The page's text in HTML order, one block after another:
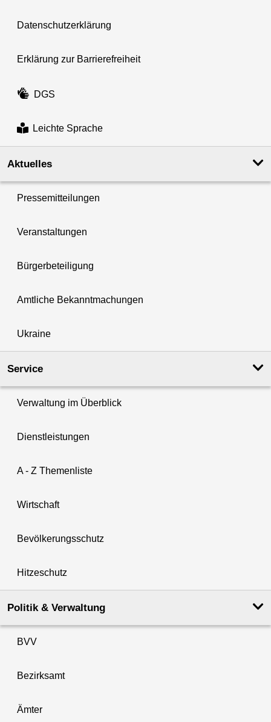
Datenschutzerklärung
Erklärung zur Barrierefreiheit
DGS
Leichte Sprache
Aktuelles
Pressemitteilungen
Veranstaltungen
Bürgerbeteiligung
Amtliche Bekanntmachungen
Ukraine
Service
Verwaltung im Überblick
Dienstleistungen
A - Z Themenliste
Wirtschaft
Bevölkerungsschutz
Hitzeschutz
Politik & Verwaltung
BVV
Bezirksamt
Ämter